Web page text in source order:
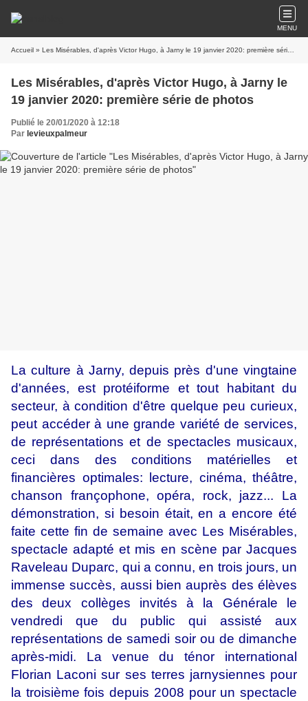
MENU
Accueil » Les Misérables, d'après Victor Hugo, à Jarny le 19 janvier 2020: première série de photos
Les Misérables, d'après Victor Hugo, à Jarny le
19 janvier 2020: première série de photos
Publié le 20/01/2020 à 12:18
Par levieuxpalmeur
La culture à Jarny, depuis près d'une vingtaine
d'années, est protéiforme et tout habitant du
secteur, à condition d'être quelque peu curieux,
peut accéder à une grande variété de services,
de représentations et de spectacles musicaux,
ceci dans des conditions matérielles et
financières optimales: lecture, cinéma, théâtre,
chanson françophone, opéra, rock, jazz... La
démonstration, si besoin était, en a encore été
faite cette fin de semaine avec Les Misérables,
spectacle adapté et mis en scène par Jacques
Raveleau Duparc, qui a connu, en trois jours, un
immense succès, aussi bien auprès des élèves
des deux collèges invités à la Générale le
vendredi que du public qui assisté aux
représentations de samedi soir ou de dimanche
après-midi. La venue du ténor international
Florian Laconi sur ses terres jarnysiennes pour
la troisième fois depuis 2008 pour un spectacle